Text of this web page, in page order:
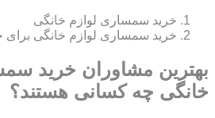
خرید سمساری لوازم خانگی
خرید سمساری لوازم خانگی برای
بهترین مشاوران خرید
خانگی چه کسانی هستند؟